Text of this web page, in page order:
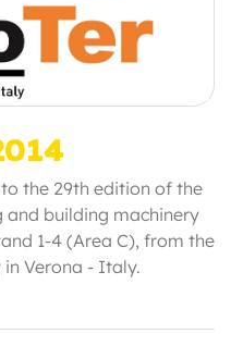
the 29th edition of the
building machinery
1-4 (Area C), from the
in Verona - Italy.